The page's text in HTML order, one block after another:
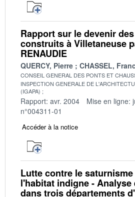
Rapport sur le devenir
construits à Villetaneuse
RENAUDIE
QUERCY, Pierre CHASSEL,
CONSEIL GENERAL DES PONTS ET
INSPECTION GENERALE DE
(IGAPA)
Rapport: avr. 2004 Mise en ligne:
n°004311-01
Accéder à la notice
Lutte contre le
l'habitat indigne -
dans trois départements